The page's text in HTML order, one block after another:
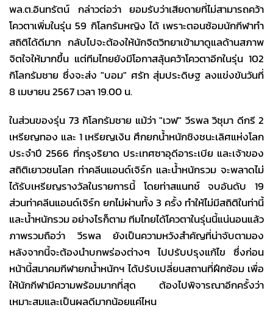
พล.ต.อินทรัตน์ กล่าวต่อว่า ยอมรับว่าเสียดายที่ไม่สามารถคว้า
โควตาเพิ่มในรุ่น 59 กิโลกรัมหญิง ได้ เพราะตอนซ้อมนักกีฬาทำ
สถิติได้ดีมาก กลับไปจะต้องให้นักจิตวิทยาเข้ามาดูแลด้านสภาพ
จิตใจให้มากขึ้น แต่ทีมไทยยังมีโอกาสลุ้นคว้าโควตาอีกในรุ่น 102
กิโลกรัมชาย ซึ่งจะส่ง "บอม" ศรัท สุ่มประดิษฐ ลงแข่งขันวันที่
8 เมษายน 2567 เวลา 19.00 น.
ในส่วนของรุ่น 73 กิโลกรัมชาย แม้ว่า "เวฟ" วีรพล วิชุมา ดีกรี 2
เหรียญทอง และ 1 เหรียญเงิน ศึกยกน้ำหนักชิงชนะเลิศแห่งโลก
ประจำปี 2566 ที่กรุงริยาด ประเทศซาอุดีอาระเบีย และเจ้าของ
สถิติเยาวชนโลก ท่าคลีนแอนด์เจิร์ก และน้ำหนักรวม จะพลาดไม่
ได้รับเหรียญรางวัลในรายการนี้ โดยท่าสแนทช์ จบอันดับ 19
ส่วนท่าคลีนแอนด์เจิร์ก ยกไม่ผ่านทั้ง 3 ครั้ง ทำให้ไม่มีสถิติในท่านี้
และน้ำหนักรวม อย่างไรก็ตาม ทีมไทยได้โควตาในรุ่นนี้แน่นอนแล้ว
ภาพรวมถือว่า วีรพล ยังเป็นความหวังสำคัญที่น่าจับตามอง
หลังจากนี้จะต้องนำบกพร่องต่างๆ ไปปรับปรุงแก้ไข ซึ่งก่อน
หน้านี้สมาคมกีฬายกน้ำหนักฯ ได้ปรับเปลี่ยนสถานที่ฝึกซ้อม เพื่อ
ให้นักกีฬามีความพร้อมมากที่สุด ต้องไปพิจารณาอีกครั้งว่า
เหมาะสมและเป็นผลดีมากน้อยแค่ไหน